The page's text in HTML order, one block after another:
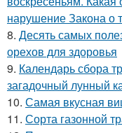
нарушение Закона о
8. Десять самых
орехов для здоровья
9. Календарь сбора
загадочный лунный
10. Самая вкусная
11. Сорта газонной